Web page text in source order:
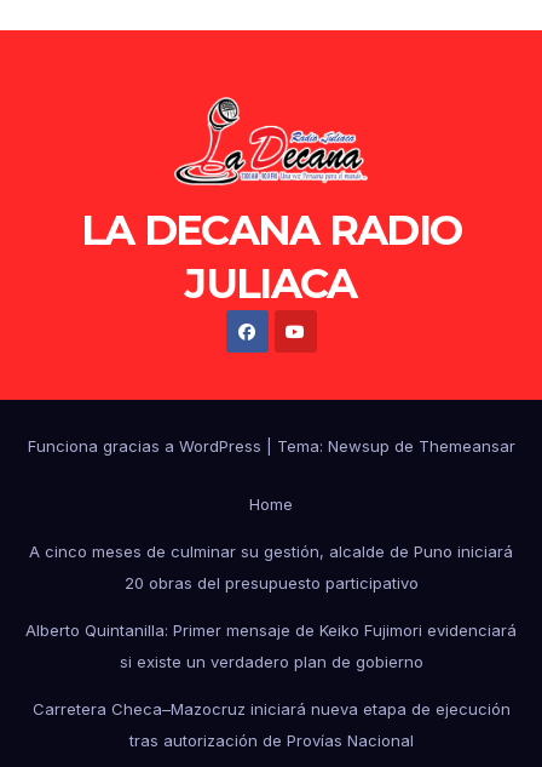
LA DECANA RADIO
JULIACA
Funciona gracias a WordPress Tema: Newsup de Themeansar
Home
A cinco meses de culminar su gestión, alcalde de Puno iniciará
20 obras del presupuesto participativo
Alberto Quintanilla: Primer mensaje de Keiko Fujimori evidenciará
si existe un verdadero plan de gobierno
Carretera Checa–Mazocruz iniciará nueva etapa de ejecución
tras autorización de Provías Nacional